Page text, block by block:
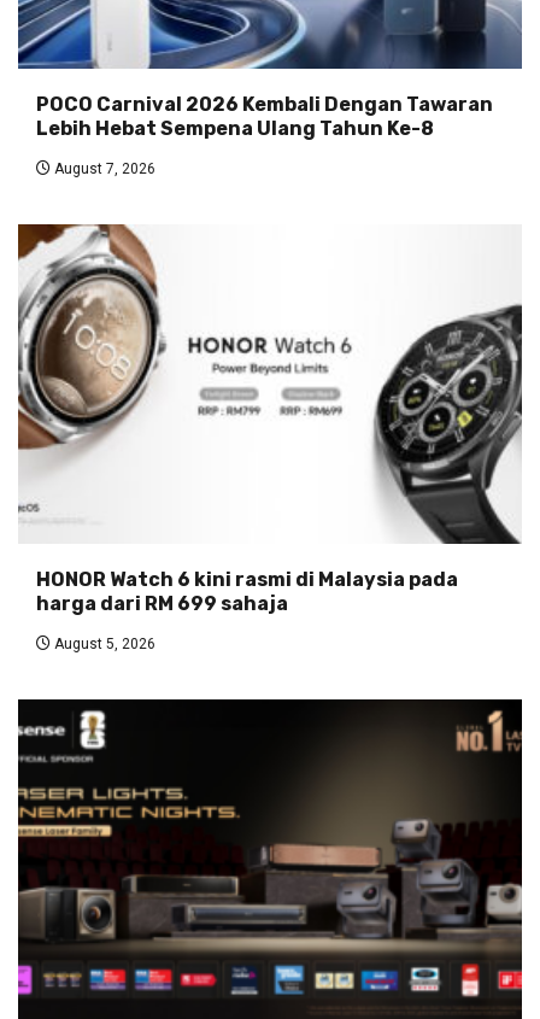
POCO Carnival 2026 Kembali Dengan Tawaran
Lebih Hebat Sempena Ulang Tahun Ke-8
August 7, 2026
HONOR Watch 6 kini rasmi di Malaysia pada
harga dari RM 699 sahaja
August 5, 2026